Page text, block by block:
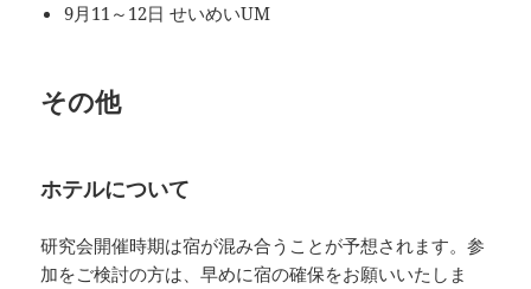
9月11～12日 せいめいUM
その他
ホテルについて
研究会開催時期は宿が混み合うことが予想されます。参
加をご検討の方は、早めに宿の確保をお願いいたしま